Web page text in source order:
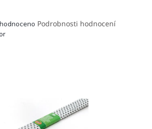
Podrobnosti hodnocení